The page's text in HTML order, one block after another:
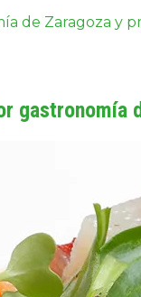
de Zaragoza y
gastronomía